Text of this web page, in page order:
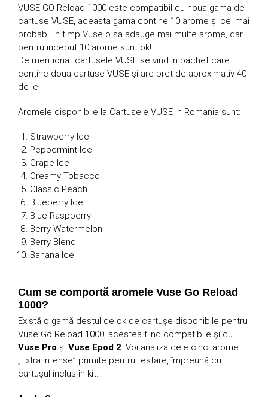
VUSE GO Reload 1000 este compatibil cu noua gama de
cartuse VUSE, aceasta gama contine 10 arome și cel mai
probabil in timp Vuse o sa adauge mai multe arome, dar
pentru inceput 10 arome sunt ok!
De mentionat cartusele VUSE se vind in pachet care
contine doua cartuse VUSE și are pret de aproximativ 40
de lei
Aromele disponibile la Cartusele VUSE in Romania sunt:
Strawberry Ice
Peppermint Ice
Grape Ice
Creamy Tobacco
Classic Peach
Blueberry Ice
Blue Raspberry
Berry Watermelon
Berry Blend
Banana Ice
Cum se comportă aromele Vuse Go Reload
1000?
Există o gamă destul de ok de cartușe disponibile pentru
Vuse Go Reload 1000, acestea fiind compatibile și cu
Vuse Pro și Vuse Epod 2. Voi analiza cele cinci arome
„Extra Intense” primite pentru testare, împreună cu
cartușul inclus în kit.